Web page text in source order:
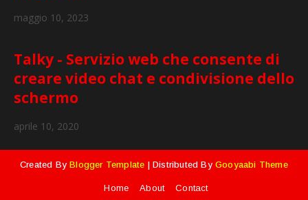
maggio 10, 2023
Talky - Servizio web che consente di
creare video chat e condivisione dello
schermo
aprile 10, 2020
Created ByBlogger Template | Distributed ByGooyaabi Theme
Home About Contact